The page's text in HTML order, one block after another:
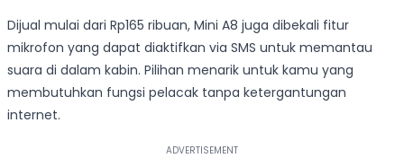
Dijual mulai dari Rp165 ribuan, Mini A8 juga dibekali fitur
mikrofon yang dapat diaktifkan via SMS untuk memantau
suara di dalam kabin. Pilihan menarik untuk kamu yang
membutuhkan fungsi pelacak tanpa ketergantungan
internet.